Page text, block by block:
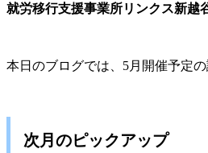
就労移行支援事業所リンクス新越
本日のブログでは、5月開催予定
次月のピックアップ